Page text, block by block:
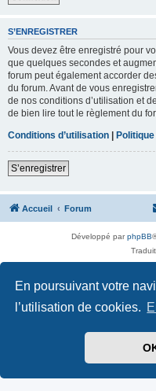
En poursuivant votre
l’utilisation de cookies.
S’ENREGISTRER
Vous devez être enregistré pour
que quelques secondes et
forum peut également accorder
du forum. Avant de vous
de nos conditions d’utilisation et
de bien lire tout le règlement du
Conditions d’utilisation |
S’enregistrer
Accueil Forum
Développé parphpBB